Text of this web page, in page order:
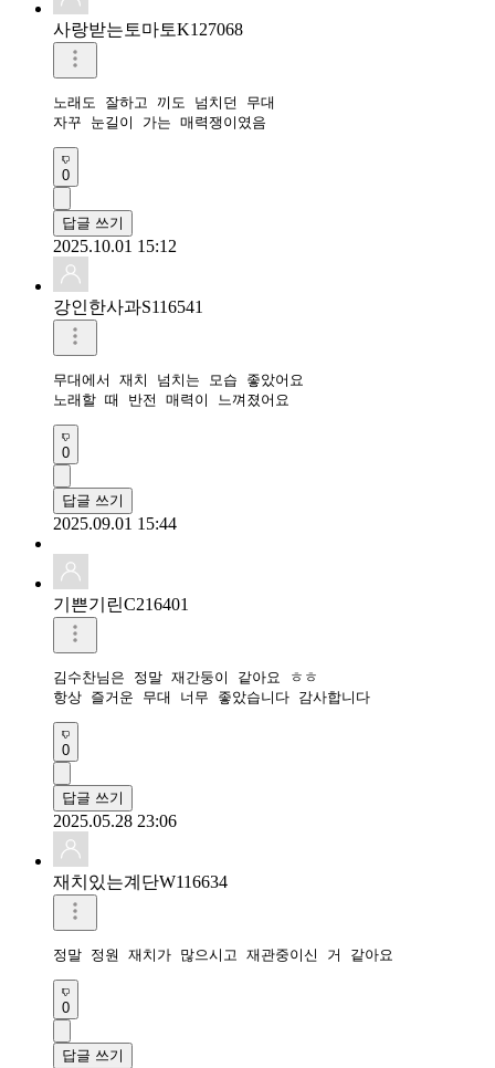
사랑받는토마토K127068
노래도 잘하고 끼도 넘치던 무대
자꾸 눈길이 가는 매력쟁이였음
0
답글 쓰기
2025.10.01 15:12
강인한사과S116541
무대에서 재치 넘치는 모습 좋았어요
노래할 때 반전 매력이 느껴졌어요
0
답글 쓰기
2025.09.01 15:44
기쁜기린C216401
김수찬님은 정말 재간둥이 같아요 ㅎㅎ
항상 즐거운 무대 너무 좋았습니다 감사합니다
0
답글 쓰기
2025.05.28 23:06
재치있는계단W116634
정말 정원 재치가 많으시고 재관중이신 거 같아요
0
답글 쓰기